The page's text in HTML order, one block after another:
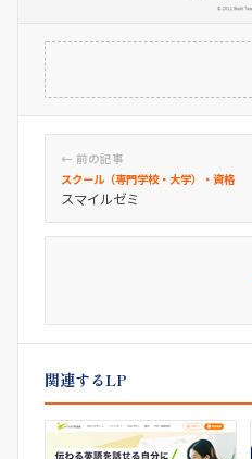
← 前の記事
スクール（専門学校・大学）・資格
スマイルゼミ
関連するLP